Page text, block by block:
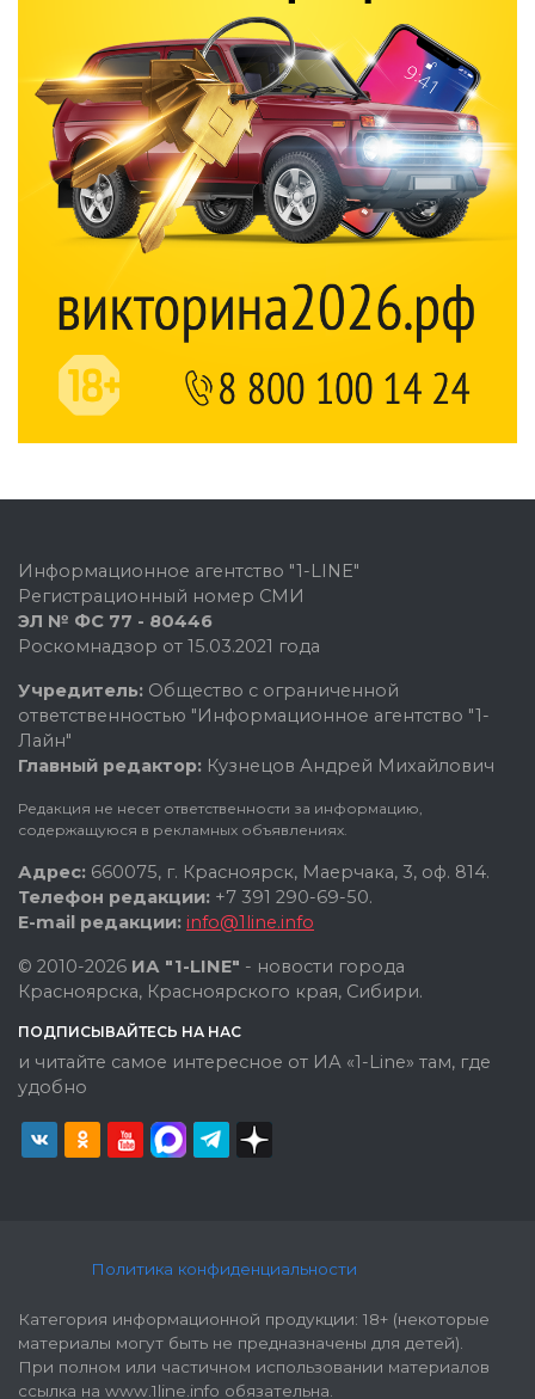
Информационное агентство "1-LINE"
Регистрационный номер СМИ
ЭЛ № ФС 77 - 80446
Роскомнадзор от 15.03.2021 года
Учредитель: Общество с ограниченной
ответственностью "Информационное агентство "1-
Лайн"
Главный редактор: Кузнецов Андрей Михайлович
Редакция не несет ответственности за информацию,
содержащуюся в рекламных объявлениях.
Адрес: 660075, г. Красноярск, Маерчака, 3, оф. 814.
Телефон редакции: +7 391 290-69-50.
E-mail редакции: info@1line.info
© 2010-2026 ИА "1-LINE" - новости города
Красноярска, Красноярского края, Сибири.
ПОДПИСЫВАЙТЕСЬ НА НАС
и читайте самое интересное от ИА «1-Line» там, где
удобно
Политика конфиденциальности
Категория информационной продукции: 18+ (некоторые
материалы могут быть не предназначены для детей).
При полном или частичном использовании материалов
ссылка на www.1line.info обязательна.